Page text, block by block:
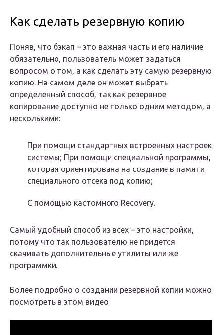
Как сделать резервную копию
Поняв, что бэкап – это важная часть и его наличие
обязательно, пользователь может задаться
вопросом о том, а как сделать эту самую резервную
копию. На самом деле он может выбрать
определенный способ, так как резервное
копирование доступно не только одним методом, а
несколькими:
При помощи стандартных встроенных настроек
системы; При помощи специальной программы,
которая ориентирована на создание в памяти
специального отсека под копию;
С помощью кастомного Recovery.
Самый удобный способ из всех – это настройки,
потому что так пользователю не придется
скачивать дополнительные утилиты или же
программки.
Более подробно о создании резервной копии можно
посмотреть в этом видео